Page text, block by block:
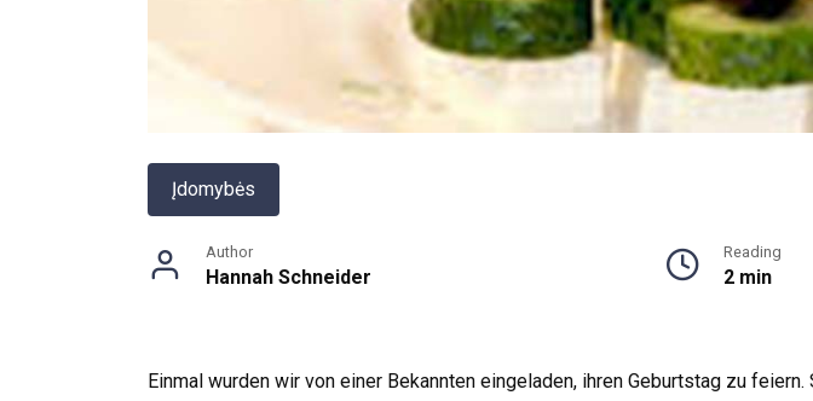
Įdomybės
Author
Hannah Schneider
Reading
2 min
Einmal wurden wir von einer Bekannten eingeladen, ihren Geburtstag zu